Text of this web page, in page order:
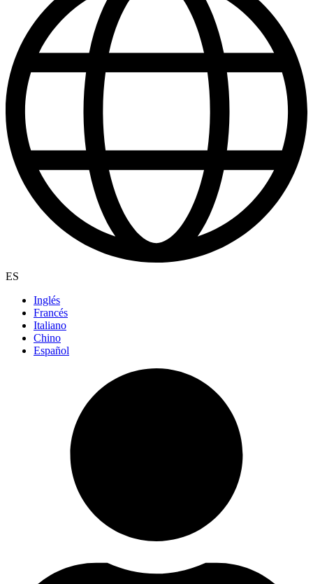
ES
Inglés
Francés
Italiano
Chino
Español